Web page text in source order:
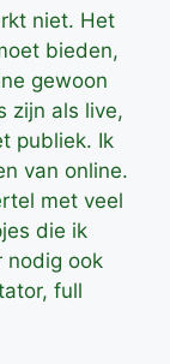
niet. Het
bieden,
gewoon
zijn als live,
publiek. Ik
van online.
met veel
die ik
nodig ook
full